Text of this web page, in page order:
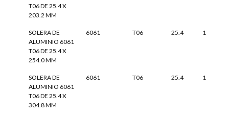
T06 DE 25.4 X
203.2 MM
SOLERA DE
ALUMINIO 6061
T06 DE 25.4 X
254.0 MM
6061 T06 25.4 1
SOLERA DE
ALUMINIO 6061
T06 DE 25.4 X
304.8 MM
6061 T06 25.4 1